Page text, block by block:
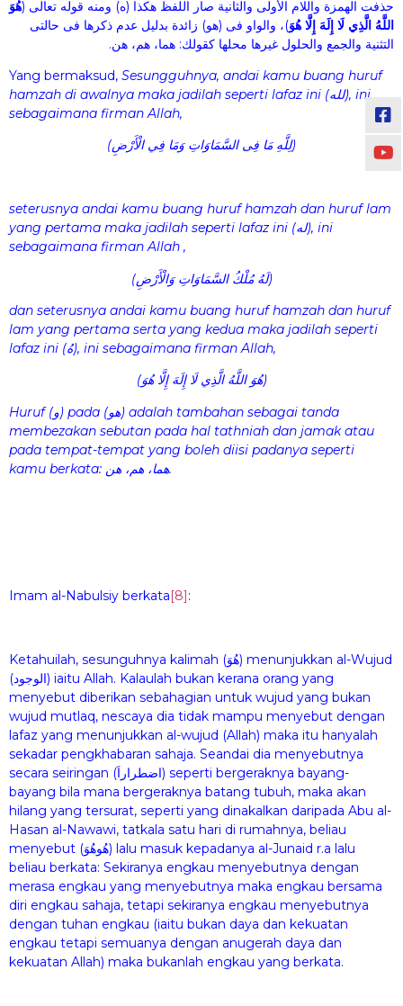
حذفت الهمزة واللام الأولى والثانية صار اللفظ هكذا (ه) ومنه قوله تعالى (هُوَ
اللَّهُ الَّذِي لَا إِلَهَ إِلَّا هُوَ)، والواو فى (هو) زائدة بدليل عدم ذكرها فى حالتى
التثنية والجمع والحلول غيرها محلها كقولك: هما، هم، هن.
Yang bermaksud, Sesungguhnya, andai kamu buang huruf
hamzah di awalnya maka jadilah seperti lafaz ini (لله), ini
sebagaimana firman Allah,
(لِلَّهِ مَا فِى السَّمَاوَاتِ وَمَا فِي الْأَرْضِ)
seterusnya andai kamu buang huruf hamzah dan huruf lam
yang pertama maka jadilah seperti lafaz ini (له), ini
sebagaimana firman Allah ,
(لَهُ مُلْكُالسَّمَاوَاتِ وَالْأَرْضِ)
dan seterusnya andai kamu buang huruf hamzah dan huruf
lam yang pertama serta yang kedua maka jadilah seperti
lafaz ini (هُ), ini sebagaimana firman Allah,
(هُوَ اللَّهُ الَّذِي لَا إِلَهَ إِلَّا هُوَ)
Huruf (و) pada (هو) adalah tambahan sebagai tanda
membezakan sebutan pada hal tathniah dan jamak atau
pada tempat-tempat yang boleh diisi padanya seperti
kamu berkata: هما، هم، هن.
Imam al-Nabulsiy berkata[8]:
Ketahuilah, sesunguhnya kalimah (هُوَ) menunjukkan al-Wujud
(الوجود) iaitu Allah. Kalaulah bukan kerana orang yang
menyebut diberikan sebahagian untuk wujud yang bukan
wujud mutlaq, nescaya dia tidak mampu menyebut dengan
lafaz yang menunjukkan al-wujud (Allah) maka itu hanyalah
sekadar pengkhabaran sahaja. Seandai dia menyebutnya
secara seiringan (اضطراراَ) seperti bergeraknya bayang-
bayang bila mana bergeraknya batang tubuh, maka akan
hilang yang tersurat, seperti yang dinakalkan daripada Abu al-
Hasan al-Nawawi, tatkala satu hari di rumahnya, beliau
menyebut (هُوهُوَ) lalu masuk kepadanya al-Junaid r.a lalu
beliau berkata: Sekiranya engkau menyebutnya dengan
merasa engkau yang menyebutnya maka engkau bersama
diri engkau sahaja, tetapi sekiranya engkau menyebutnya
dengan tuhan engkau (iaitu bukan daya dan kekuatan
engkau tetapi semuanya dengan anugerah daya dan
kekuatan Allah) maka bukanlah engkau yang berkata.